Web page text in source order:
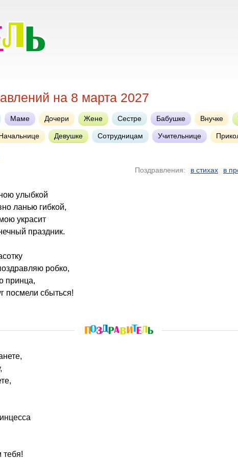
на 8 марта 2027
Маме Дочери Жене Сестре Бабушке Внучке
Девушке Сотрудницам Учительнице
Поздравления: в стихах в
улыбкой
ланью гибкой,
украсит
праздник.
робко,
принца,
посмели сбыться!
тебя!